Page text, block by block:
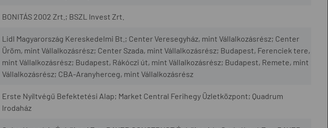
BONITÁS 2002 Zrt.; BSZL Invest Zrt.
Lidl Magyarország Kereskedelmi Bt.; Center Veresegyház, mint Vállalkozásrész; Center
Üröm, mint Vállalkozásrész; Center Szada, mint Vállalkozásrész; Budapest, Ferenciek tere,
mint Vállalkozásrész; Budapest, Rákóczi út, mint Vállalkozásrész; Budapest, Remete, mint
Vállalkozásrész; CBA-Aranyherceg, mint Vállalkozásrész
Erste Nyíltvégű Befektetési Alap; Market Central Ferihegy Üzletközpont; Quadrum
Irodaház